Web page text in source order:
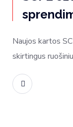
Naujos kartos
skirtingus